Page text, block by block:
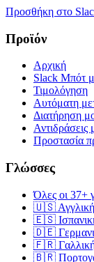
Προσθήκη στο
Προϊόν
Αρχική
Slack Μπότ
Τιμολόγηση
Αυτόματη
Διατήρηση
Προστασία
Γλώσσες
Όλες οι 37+
🇺🇸 Αγγλική
🇪🇸
🇩🇪
🇫🇷 Γαλλική
🇧🇷